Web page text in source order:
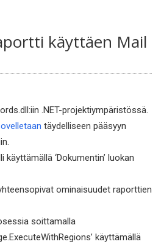
käyttäen Mail
.NET-projektiympäristössä.
täydelliseen pääsyyn
käyttämällä ‘Dokumentin’ luokan
ominaisuudet raporttien
soittamalla
käyttämällä